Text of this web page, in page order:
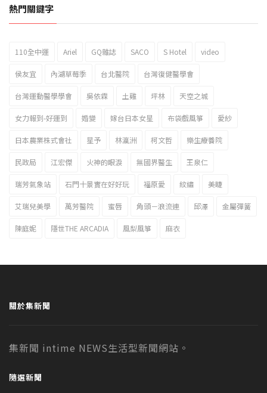
2023新北市北海岸國際風箏節「風在石起」霸氣回歸
熱門關鍵字
110全中運 Ariel GQ雜誌 SACO S Hotel video
侯友宜 內湖草莓季 台北醫院 台灣復健醫學會
台灣運動醫學學會 吳依霖 土雞 坪林 天空之城
女力報到-好運到 婚變 嫁台日本女星 布袋戲風箏 愛紗
日本農業株式會社 星予 林瀛洲 柯文哲 樂生療養院
民政局 江宏傑 火神的眼淚 無國界醫生 王泉仁
瑞芳氣象站 石門十景實在好好玩 福原愛 紋繡 美睫
艾瑞兒美學 萬芳醫院 蜜唇 角頭－浪流連 邱澤 金屬彈簧
陳庭妮 隱世THE ARCADIA 風梨風箏 麻衣
關於集新聞
集新聞 intime NEWS生活型新聞網站。
隨選新聞